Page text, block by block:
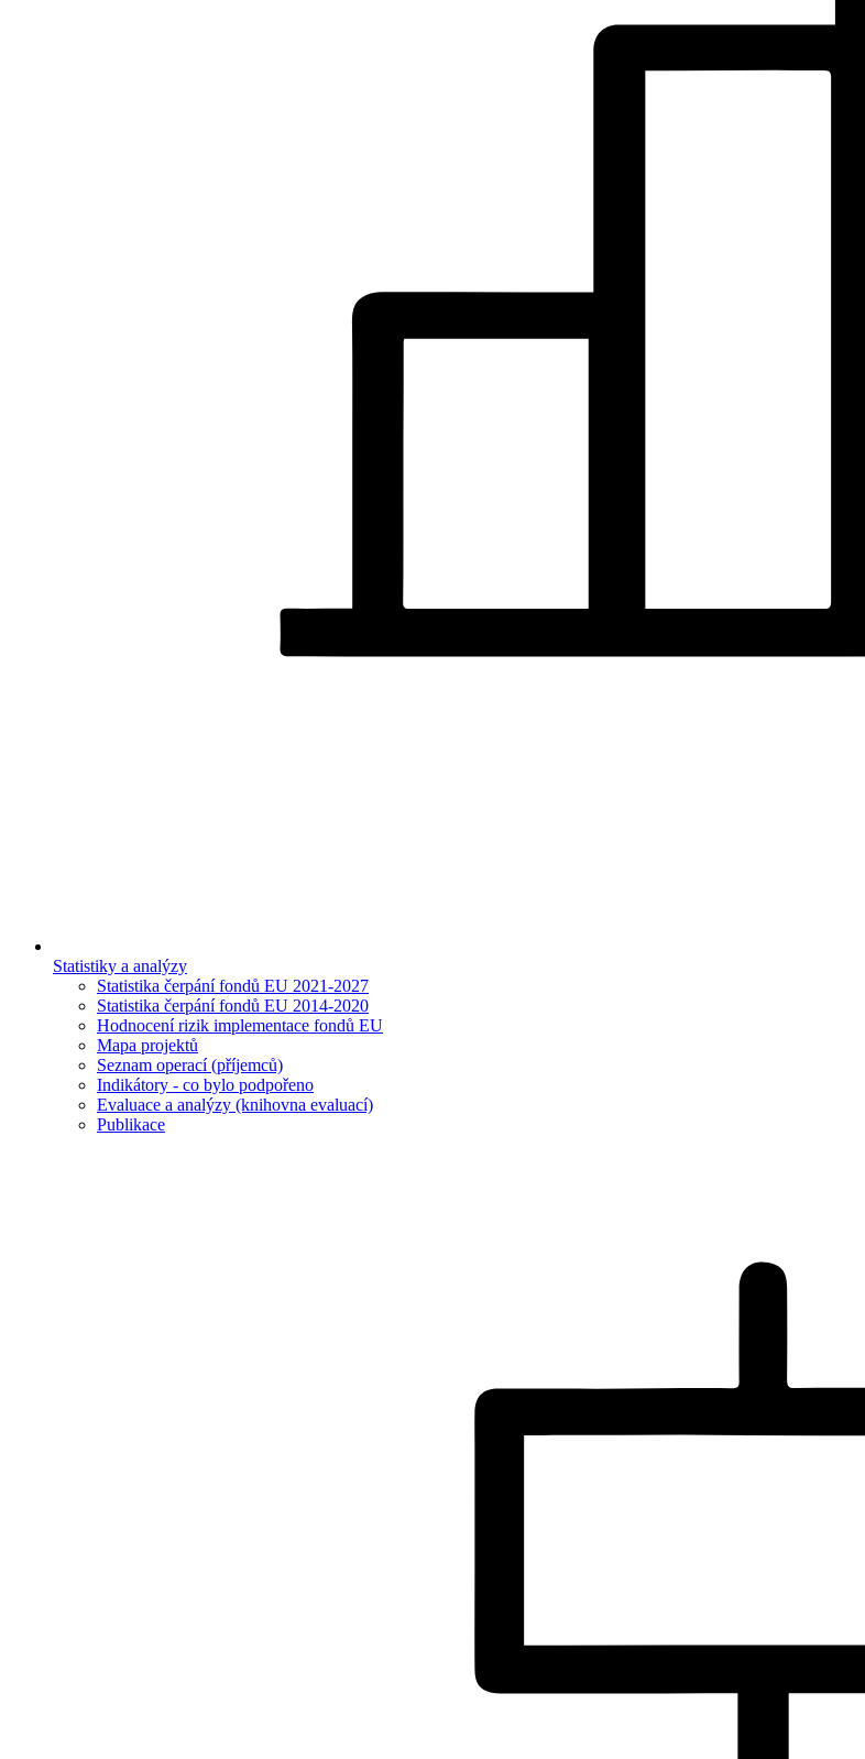
Statistiky a analýzy
Statistika čerpání fondů EU 2021-2027
Statistika čerpání fondů EU 2014-2020
Hodnocení rizik implementace fondů EU
Mapa projektů
Seznam operací (příjemců)
Indikátory - co bylo podpořeno
Evaluace a analýzy (knihovna evaluací)
Publikace